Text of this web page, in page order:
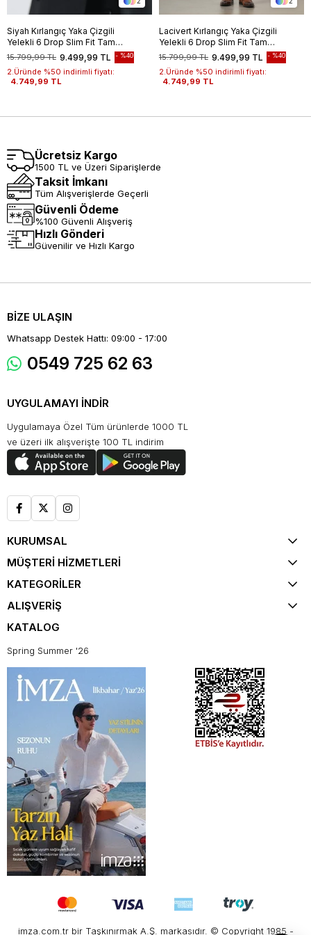
Siyah Kırlangıç Yaka Çizgili
Yelekli 6 Drop Slim Fit Tam
Astar Yünlü Takım Elbise
1001245154
9.499,99 TL
15.799,99 TL %40
2.Üründe %50 indirimli fiyatı:
4.749,99 TL
Lacivert Kırlangıç Yaka Çizgili
Yelekli 6 Drop Slim Fit Tam
Astar Yünlü Takım Elbise
1001245154
9.499,99 TL
15.799,99 TL %40
2.Üründe %50 indirimli fiyatı:
4.749,99 TL
Ücretsiz Kargo
1500 TL ve Üzeri Siparişlerde
Taksit İmkanı
Tüm Alışverişlerde Geçerli
Güvenli Ödeme
%100 Güvenli Alışveriş
Hızlı Gönderi
Güvenilir ve Hızlı Kargo
BİZE ULAŞIN
Whatsapp Destek Hattı: 09:00 - 17:00
0549 725 62 63
UYGULAMAYI İNDİR
Uygulamaya Özel Tüm ürünlerde 1000 TL
ve üzeri ilk alışverişte 100 TL indirim
KURUMSAL
MÜŞTERİ HİZMETLERİ
KATEGORİLER
ALIŞVERİŞ
KATALOG
Spring Summer '26
imza.com.tr bir Taşkınırmak A.Ş. markasıdır. © Copyright 1985 -